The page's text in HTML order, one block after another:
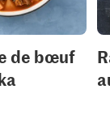
de bœuf